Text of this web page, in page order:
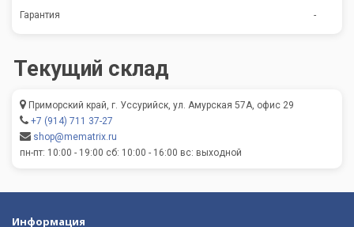
Гарантия
-
Текущий склад
Приморский край, г. Уссурийск, ул. Амурская 57А, офис 29
+7 (914) 711 37-27
shop@mematrix.ru
пн-пт: 10:00 - 19:00 сб: 10:00 - 16:00 вс: выходной
Информация